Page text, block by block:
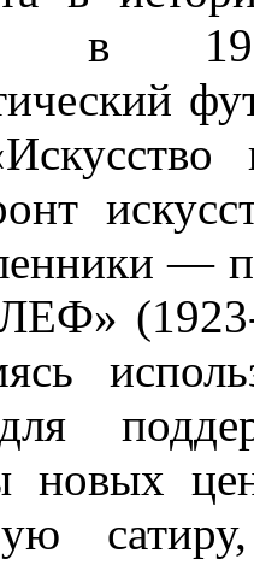
в
—
новых